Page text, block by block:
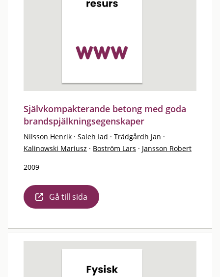
Självkompakterande betong med goda
brandspjälkningsegenskaper
Nilsson Henrik · Saleh Iad · Trädgårdh Jan ·
Kalinowski Mariusz · Boström Lars · Jansson Robert
2009
Gå till sida